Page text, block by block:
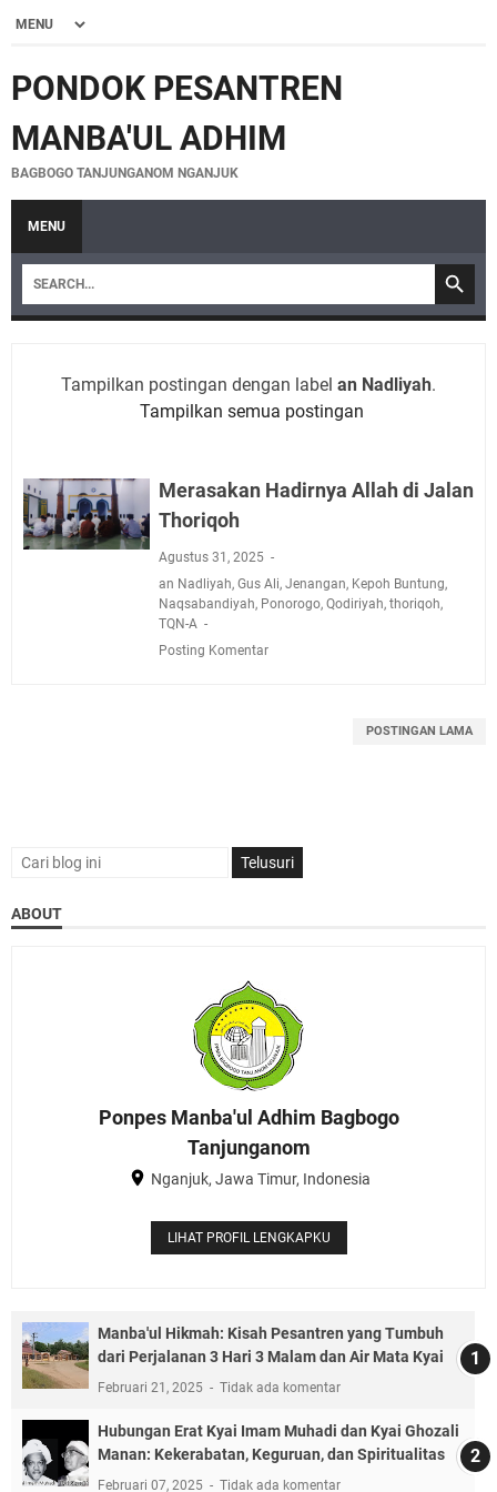
PONDOK PESANTREN
MANBA'UL ADHIM
BAGBOGO TANJUNGANOM NGANJUK
MENU
Tampilkan postingan dengan label an Nadliyah.
Tampilkan semua postingan
Merasakan Hadirnya Allah di Jalan
Thoriqoh
Agustus 31, 2025
an Nadliyah, Gus Ali, Jenangan, Kepoh Buntung,
Naqsabandiyah, Ponorogo, Qodiriyah, thoriqoh,
TQN-A
Posting Komentar
POSTINGAN LAMA
ABOUT
Ponpes Manba'ul Adhim Bagbogo
Tanjunganom
Nganjuk, Jawa Timur, Indonesia
LIHAT PROFIL LENGKAPKU
Manba'ul Hikmah: Kisah Pesantren yang Tumbuh
dari Perjalanan 3 Hari 3 Malam dan Air Mata Kyai
Februari 21, 2025 Tidak ada komentar
Hubungan Erat Kyai Imam Muhadi dan Kyai Ghozali
Manan: Kekerabatan, Keguruan, dan Spiritualitas
Februari 07, 2025 Tidak ada komentar